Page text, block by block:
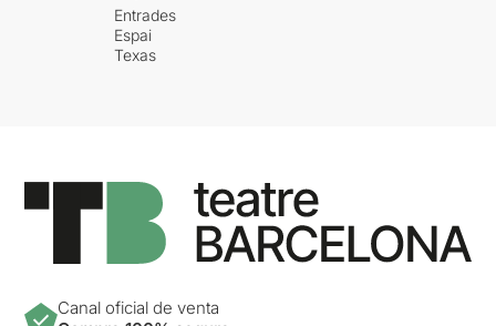
Entrades
Espai
Texas
Canal oficial de venta